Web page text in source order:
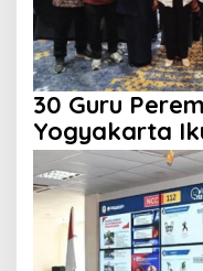
30 Guru
Yogyakarta